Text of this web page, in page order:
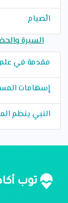
الّصيام
السيرة
مقدمة في علم
إسهامات
النبي ينظم
توب